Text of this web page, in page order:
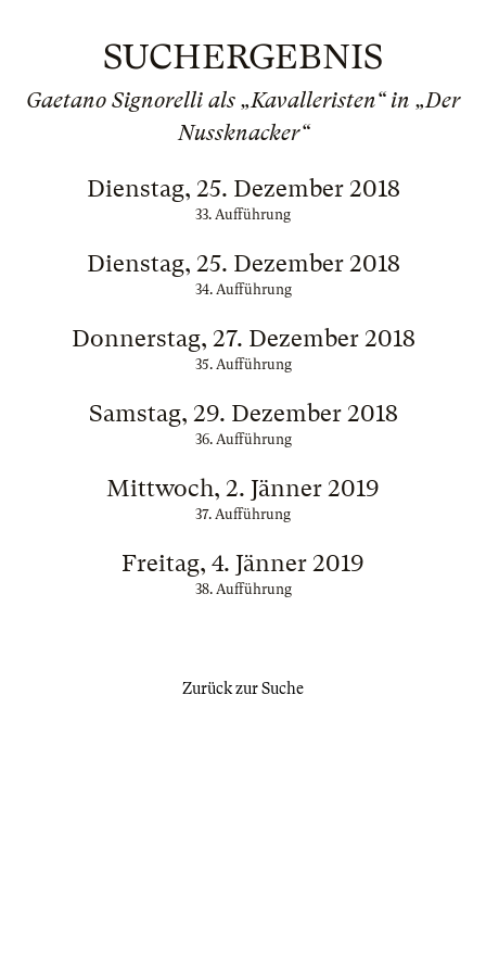
SUCHERGEBNIS
Gaetano Signorelli als „Kavalleristen“ in „Der
Nussknacker“
Dienstag, 25. Dezember 2018
33. Aufführung
Dienstag, 25. Dezember 2018
34. Aufführung
Donnerstag, 27. Dezember 2018
35. Aufführung
Samstag, 29. Dezember 2018
36. Aufführung
Mittwoch, 2. Jänner 2019
37. Aufführung
Freitag, 4. Jänner 2019
38. Aufführung
Zurück zur Suche